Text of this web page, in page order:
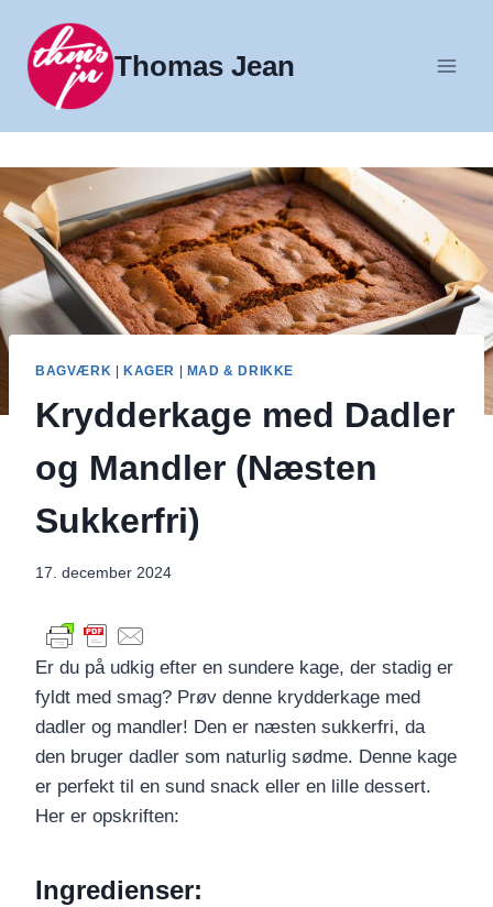
indhold
Thomas Jean
BAGVÆRK KAGER MAD & DRIKKE
Krydderkage med Dadler
og Mandler (Næsten
Sukkerfri)
17. december 2024
Er du på udkig efter en sundere kage, der stadig er
fyldt med smag? Prøv denne krydderkage med
dadler og mandler! Den er næsten sukkerfri, da
den bruger dadler som naturlig sødme. Denne kage
er perfekt til en sund snack eller en lille dessert.
Her er opskriften:
Ingredienser: